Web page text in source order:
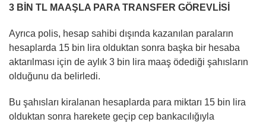
3 BİN TL MAAŞLA PARA TRANSFER GÖREVLİSİ
Ayrıca polis, hesap sahibi dışında kazanılan paraların
hesaplarda 15 bin lira olduktan sonra başka bir hesaba
aktarılması için de aylık 3 bin lira maaş ödediği şahısların
olduğunu da belirledi.
Bu şahısları kiralanan hesaplarda para miktarı 15 bin lira
olduktan sonra harekete geçip cep bankacılığıyla